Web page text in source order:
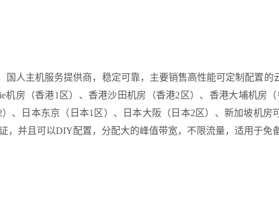
国人主机服务提供商，稳定可靠，主要销售高性能可定制配置的
机房（香港1区）、香港沙田机房（香港2区）、香港大埔机房
、日本东京（日本1区）、日本大阪（日本2区）、新加坡机房
，并且可以DIY配置，分配大的峰值带宽，不限流量，适用于免